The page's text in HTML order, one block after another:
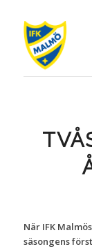
När IFK
säsongens